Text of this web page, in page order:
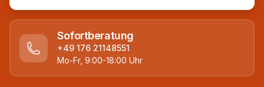
Sofortberatung
+49 176 21148551
Mo-Fr, 9:00-18:00 Uhr